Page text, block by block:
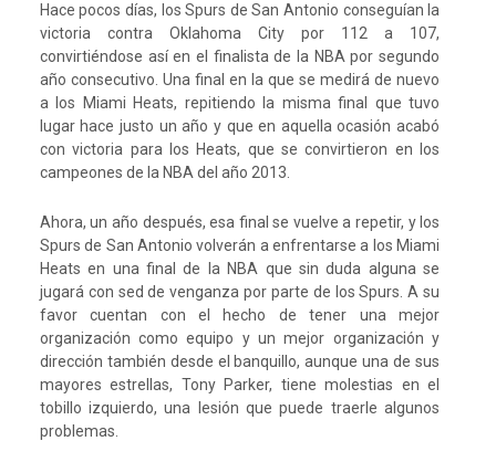
Hace pocos días, los Spurs de San Antonio conseguían la
victoria contra Oklahoma City por 112 a 107,
convirtiéndose así en el finalista de la NBA por segundo
año consecutivo. Una final en la que se medirá de nuevo
a los Miami Heats, repitiendo la misma final que tuvo
lugar hace justo un año y que en aquella ocasión acabó
con victoria para los Heats, que se convirtieron en los
campeones de la NBA del año 2013.
Ahora, un año después, esa final se vuelve a repetir, y los
Spurs de San Antonio volverán a enfrentarse a los Miami
Heats en una final de la NBA que sin duda alguna se
jugará con sed de venganza por parte de los Spurs. A su
favor cuentan con el hecho de tener una mejor
organización como equipo y un mejor organización y
dirección también desde el banquillo, aunque una de sus
mayores estrellas, Tony Parker, tiene molestias en el
tobillo izquierdo, una lesión que puede traerle algunos
problemas.